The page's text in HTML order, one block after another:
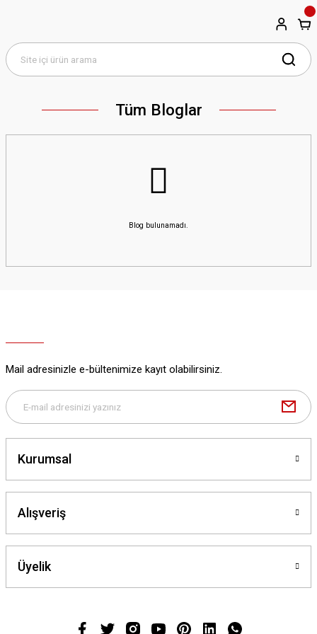
Tüm Bloglar
Blog bulunamadı.
Mail adresinizle e-bültenimize kayıt olabilirsiniz.
Kurumsal
Alışveriş
Üyelik